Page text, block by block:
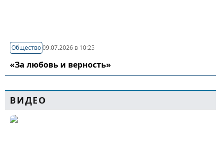
Общество09.07.2026 в 10:25
«За любовь и верность»
ВИДЕО